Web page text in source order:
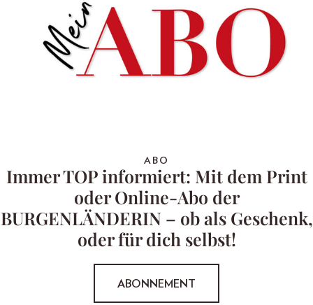
ABO
Immer TOP informiert: Mit dem Print
oder Online-Abo der
BURGENLÄNDERIN – ob als Geschenk,
oder für dich selbst!
ABONNEMENT